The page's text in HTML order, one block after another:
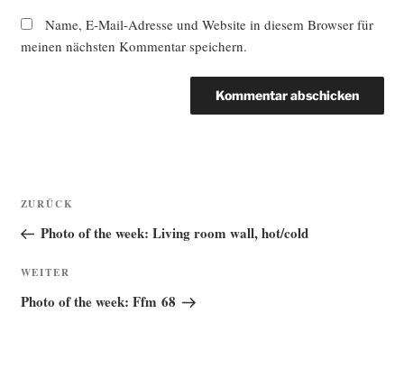
Name, E-Mail-Adresse und Website in diesem Browser für
meinen nächsten Kommentar speichern.
Beitragsnavigation
Vorheriger
Beitrag
ZURÜCK
Photo of the week: Living room wall, hot/cold
Nächster
Beitrag
WEITER
Photo of the week: Ffm 68